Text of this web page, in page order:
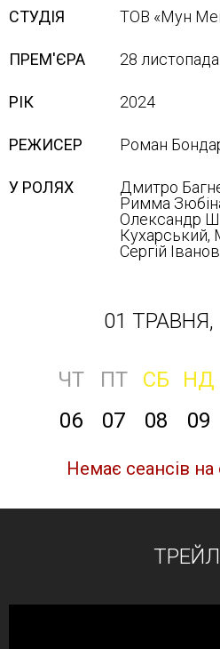
СТУДІЯ ТОВ «Мун
ПРЕМ'ЄРА 28
РІК 2024
РЕЖИСЕР Роман
У РОЛЯХ
Дмитро
Римма
Олександр
Кухарський,
Сергій
01 ТРАВНЯ,
ЧТ ПТ СБ НД
06
07 08 09
Немає сеансів на